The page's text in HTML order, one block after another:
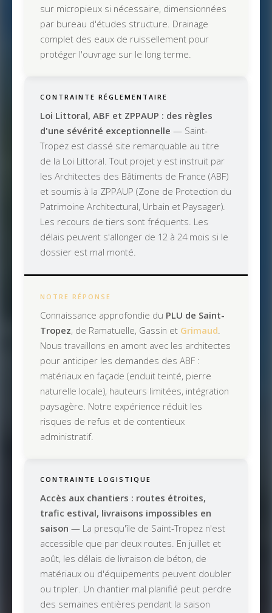
sur micropieux si nécessaire, dimensionnées
par bureau d'études structure. Drainage
complet des eaux de ruissellement pour
protéger l'ouvrage sur le long terme.
CONTRAINTE RÉGLEMENTAIRE
Loi Littoral, ABF et ZPPAUP : des règles
d'une sévérité exceptionnelle — Saint-
Tropez est classé site remarquable au titre
de la Loi Littoral. Tout projet y est instruit par
les Architectes des Bâtiments de France (ABF)
et soumis à la ZPPAUP (Zone de Protection du
Patrimoine Architectural, Urbain et Paysager).
Les recours de tiers sont fréquents. Les
délais peuvent s'allonger de 12 à 24 mois si le
dossier est mal monté.
NOTRE RÉPONSE
Connaissance approfondie du PLU de Saint-
Tropez, de Ramatuelle, Gassin et Grimaud.
Nous travaillons en amont avec les architectes
pour anticiper les demandes des ABF :
matériaux en façade (enduit teinté, pierre
naturelle locale), hauteurs limitées, intégration
paysagère. Notre expérience réduit les
risques de refus et de contentieux
administratif.
CONTRAINTE LOGISTIQUE
Accès aux chantiers : routes étroites,
trafic estival, livraisons impossibles en
saison — La presqu'île de Saint-Tropez n'est
accessible que par deux routes. En juillet et
août, les délais de livraison de béton, de
matériaux ou d'équipements peuvent doubler
ou tripler. Un chantier mal planifié peut perdre
des semaines entières pendant la saison